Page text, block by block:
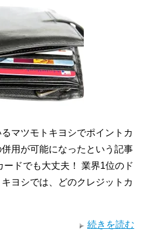
マツモトキヨシでポイントカ
用が可能になったという記事
ドでも大丈夫！ 業界1位のド
ヨシでは、どのクレジットカ
続きを読む